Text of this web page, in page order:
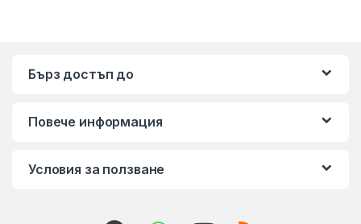
Бърз достъп до
Повече информация
Условия за ползване